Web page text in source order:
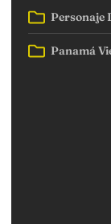
Personaje
Panamá